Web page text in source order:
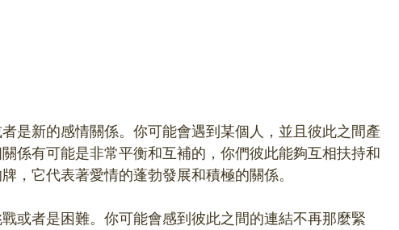
是新的感情關係。你可能會遇到某個人，並且彼此之間產
係有可能是非常平衡和互補的，你們彼此能夠互相扶持和
，它代表著愛情的蓬勃發展和積極的關係。
或者是困難。你可能會感到彼此之間的連結不再那麼緊